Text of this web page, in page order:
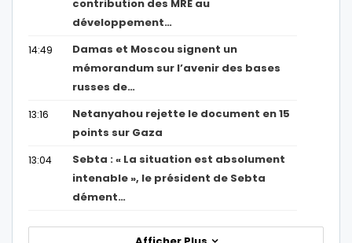
contribution des MRE au
développement…
14:49
Damas et Moscou signent un
mémorandum sur l’avenir des bases
russes de…
13:16
Netanyahou rejette le document en 15
points sur Gaza
13:04
Sebta : « La situation est absolument
intenable », le président de Sebta
dément…